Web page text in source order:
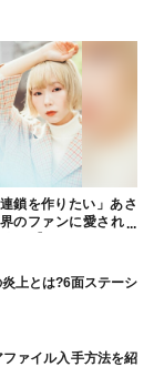
鎖を作りたい」あさ
のファンに愛される
上とは?6面ステーシ
ァイル入手方法を紹